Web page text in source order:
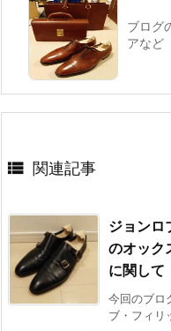
ブログ
アなど
 関連記事
ジョンロ
のオック
に関して
今回のブロ
ブ・フィリ